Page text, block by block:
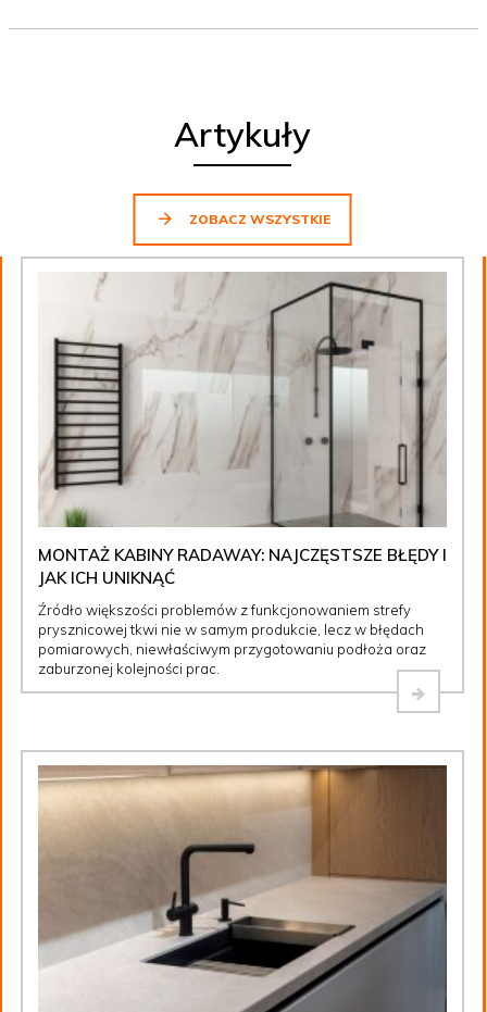
Artykuły
ZOBACZ WSZYSTKIE
MONTAŻ KABINY RADAWAY: NAJCZĘSTSZE BŁĘDY I
JAK ICH UNIKNĄĆ
Źródło większości problemów z funkcjonowaniem strefy
prysznicowej tkwi nie w samym produkcie, lecz w błędach
pomiarowych, niewłaściwym przygotowaniu podłoża oraz
zaburzonej kolejności prac.